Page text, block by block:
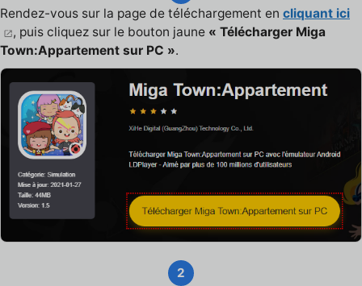
Rendez-vous sur la page de téléchargement en cliquant ici
, puis cliquez sur le bouton jaune « Télécharger Miga
Town:Appartement sur PC ».
2